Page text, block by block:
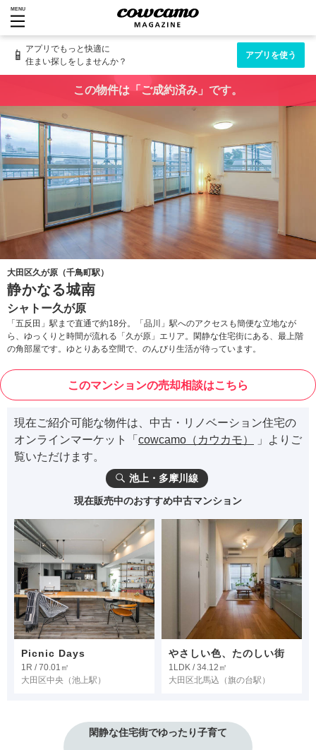
MENU
📱 アプリでもっと快適に
住まい探しをしませんか？
アプリを使う
この物件は「ご成約済み」です。
大田区久が原（千鳥町駅）
静かなる城南
シャトー久が原
「五反田」駅まで直通で約18分。「品川」駅へのアクセスも簡便な立地なが
ら、ゆっくりと時間が流れる「久が原」エリア。閑静な住宅街にある、最上階
の角部屋です。ゆとりある空間で、のんびり生活が待っています。
このマンションの売却相談はこちら
現在ご紹介可能な物件は、中古・リノベーション住宅の
オンラインマーケット「 cowcamo（カウカモ）
」よりご
覧いただけます。
池上・多摩川線
現在販売中のおすすめ中古マンション
Picnic Days
1R / 70.01㎡
大田区中央 （池上駅）
やさしい色、たのしい街
1LDK / 34.12㎡
大田区北馬込 （旗の台駅）
閑静な住宅街でゆったり子育て